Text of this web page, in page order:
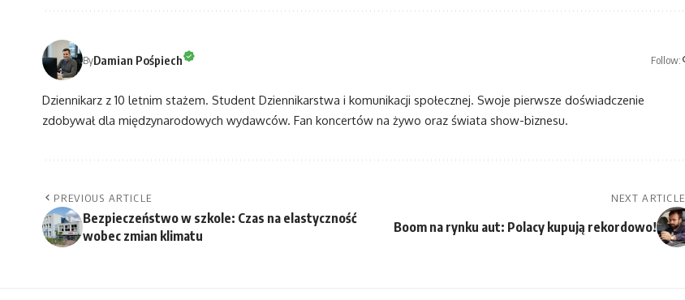
ByDamian Pośpiech Follow:
Dziennikarz z 10 letnim stażem. Student Dziennikarstwa i komunikacji społecznej. Swoje pierwsze doświadczenie
zdobywał dla międzynarodowych wydawców. Fan koncertów na żywo oraz świata show-biznesu.
PREVIOUS ARTICLE
Bezpieczeństwo w szkole: Czas na elastyczność
wobec zmian klimatu
NEXT ARTICLE
Boom na rynku aut: Polacy kupują rekordowo!